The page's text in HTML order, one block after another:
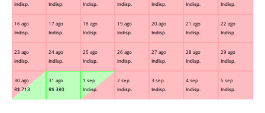
Indisp.
Indisp.
Indisp.
Indisp.
Indisp.
Indisp.
Indisp.
16 ago
Indisp.
17 ago
Indisp.
18 ago
Indisp.
19 ago
Indisp.
20 ago
Indisp.
21 ago
Indisp.
22 ago
Indisp.
23 ago
Indisp.
24 ago
Indisp.
25 ago
Indisp.
26 ago
Indisp.
27 ago
Indisp.
28 ago
Indisp.
29 ago
Indisp.
30 ago
R$ 713
31 ago
R$ 380
1 sep
Indisp.
2 sep
Indisp.
3 sep
Indisp.
4 sep
Indisp.
5 sep
Indisp.